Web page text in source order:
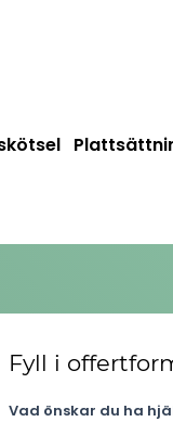
Fyll i
Vad önskar du ha